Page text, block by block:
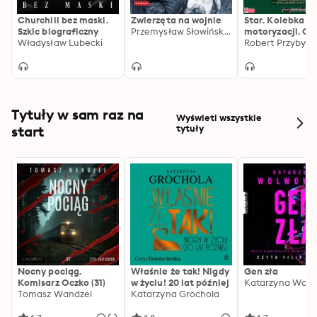
Joanna Lamparska w swoim reportażu tropi i
weryfikuje mity, które na przestrzeni lat narastały
wokół tych wydarzeń.
Churchill bez maski.
Szkic biograficzny
Władysław Lubecki
Zwierzęta na wojnie
Przemysław Słowiński, Teresa Kowalik
Star. Kolebka
motoryzacji.
Robert
Tytuły w sam raz na
start
Wyświetl wszystkie
tytuły
Nocny pociąg.
Komisarz Oczko (31)
Tomasz Wandzel
Właśnie że tak! Nigdy
w życiu! 20 lat później
Katarzyna Grochola
Gen zła
Katarzyna